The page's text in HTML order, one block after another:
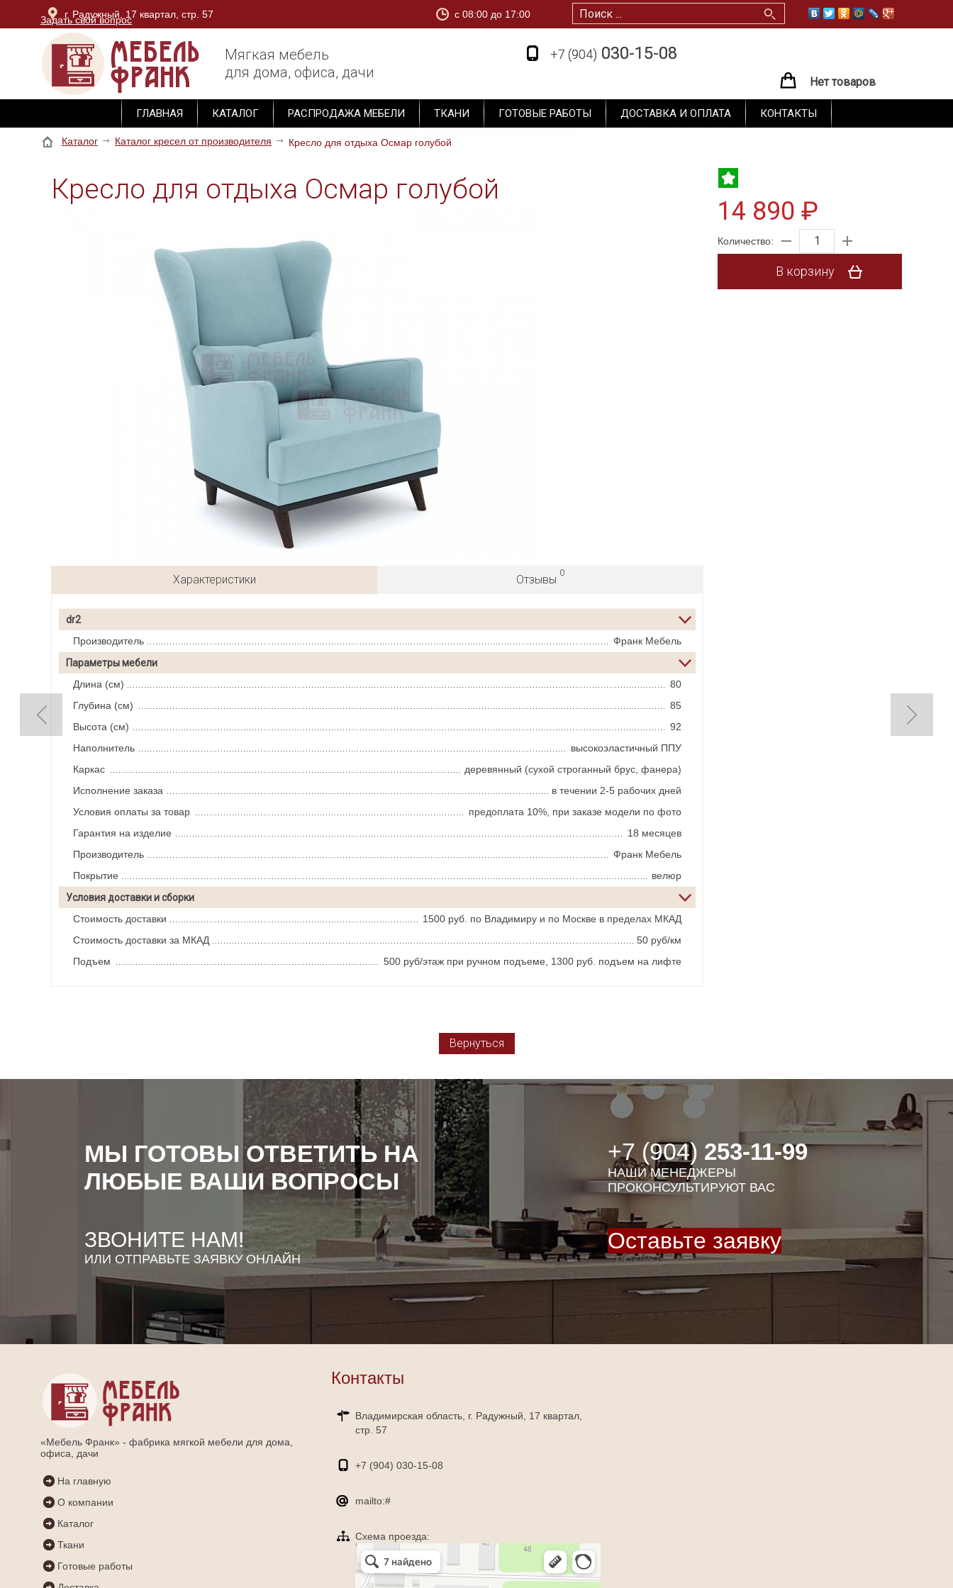
Задать свой вопрос
г. Радужный, 17 квартал, стр. 57
г. Владимир, ОТК Тандем, блок Юг, 3 этаж, секция М-1
c 08:00 до 17:00
Мягкая мебель
для дома, офиса, дачи
+7 (904) 030-15-08
Нет товаров
+7 (904) 030-15-08
ГЛАВНАЯ КАТАЛОГ РАСПРОДАЖА МЕБЕЛИ ТКАНИ ГОТОВЫЕ РАБОТЫ ДОСТАВКА И ОПЛАТА КОНТАКТЫ
Каталог Каталог кресел от производителя Кресло для отдыха Осмар голубой
Кресло для отдыха Осмар голубой
14 890 ₽
Количество:
В корзину
Характеристики Отзывы
0
dr2
Производитель
Франк Мебель
Параметры мебели
Длина (см)
80
Глубина (см)
85
Высота (см)
92
Наполнитель
высокоэластичный ППУ
Каркас
деревянный (сухой строганный брус, фанера)
Исполнение заказа
в течении 2-5 рабочих дней
Условия оплаты за товар
предоплата 10%, при заказе модели по фото
Гарантия на изделие
18 месяцев
Производитель
Франк Мебель
Покрытие
велюр
Условия доставки и сборки
Стоимость доставки
1500 руб. по Владимиру и по Москве в пределах МКАД
Стоимость доставки за МКАД
50 руб/км
Подъем
500 руб/этаж при ручном подъеме, 1300 руб. подъем на лифте
Вернуться
МЫ ГОТОВЫ ОТВЕТИТЬ НА
ЛЮБЫЕ ВАШИ ВОПРОСЫ
ЗВОНИТЕ НАМ!
ИЛИ ОТПРАВЬТЕ ЗАЯВКУ ОНЛАЙН
+7 (904) 253-11-99
НАШИ МЕНЕДЖЕРЫ
ПРОКОНСУЛЬТИРУЮТ ВАС
Оставьте заявку
«Мебель Франк» - фабрика мягкой мебели для дома,
офиса, дачи
На главную
О компании
Каталог
Ткани
Готовые работы
Контакты
Владимирская область, г. Радужный, 17 квартал,
стр. 57
+7 (904) 030-15-08
mailto:#
Схема проезда:
Яндекс Карты
Радужный — Яндекс Карты